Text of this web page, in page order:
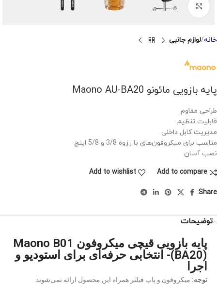
Click to enlarge
خانه لوازم جانبی
پایه بازویی مائونو Maono AU-BA20
طراحی مقاوم
قابلیت تنظیم
مدیریت کابل داخلی
مناسب برای میکروفون‌های با رزوه 3/8 و 5/8 اینچ
نصب آسان
Add to compare
Add to wishlist
Share:
توضیحات
پایه بازویی قیچی میکروفون Maono B01
(BA20)- انتخابی حرفه‌ای برای استودیو و
اجرا
توجه: میکروفون و پاپ فیلتر همراه این محصول ارائه نمی‌شوند.